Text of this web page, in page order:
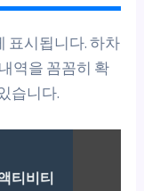
표시됩니다. 하차
역을 꼼꼼히 확
습니다.
티비티